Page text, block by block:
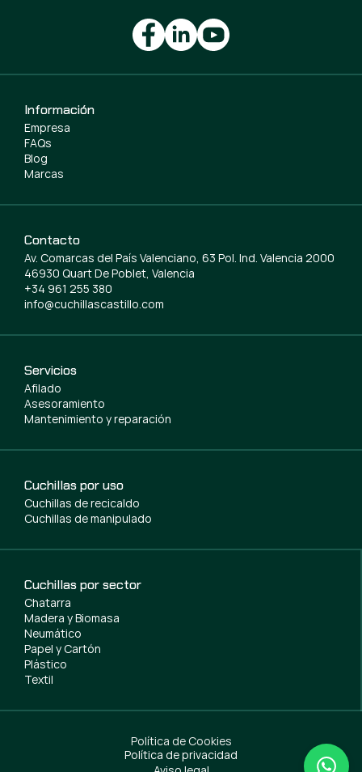
Servicios
Afilado
Asesoramiento
Mantenimiento y reparación
Cuchillas por uso
Cuchillas de recicaldo
Cuchillas de manipulado
Cuchillas por sector
Chatarra
Madera y Biomasa
Neumático
Papel y Cartón
Plástico
Textil
Información
Empresa
FAQs
Blog
Marcas
Contacto
Av. Comarcas del País Valenciano, 63 Pol. Ind. Valencia 2000
46930 Quart De Poblet, Valencia
+34 961 255 380
info@cuchillascastillo.com
Política de Cookies
Política de privacidad